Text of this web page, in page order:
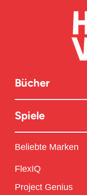
Bücher
Spiele
Beliebte Marken
FlexIQ
Project Genius